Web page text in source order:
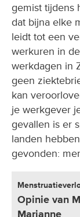
gemist tijdens
dat bijna elke
leidt tot een
werkuren in
werkdagen in
geen
kan
je werkgever
gevallen is er
landen
gevonden:
Opinie van
Marianne